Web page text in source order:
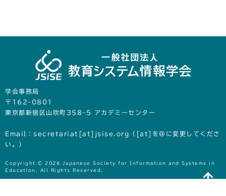
学会事務局
〒162-0801
東京都新宿区山吹町358‒5 アカデミーセンター
Email：secretariat[at]jsise.org（[at]を@に変更してくださ
い。）
Copyright © 2026 Japanese Society for Information and Systems in
Education. All Rights Reserved.